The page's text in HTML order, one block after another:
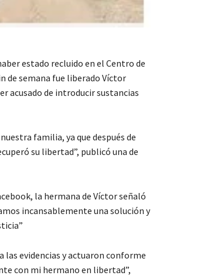
estado recluido en el Centro de
de semana fue liberado Víctor
acusado de introducir sustancias
familia, ya que después de
su libertad”, publicó una de
la hermana de Víctor señaló
incansablemente una solución y
evidencias y actuaron conforme
con mi hermano en libertad”,